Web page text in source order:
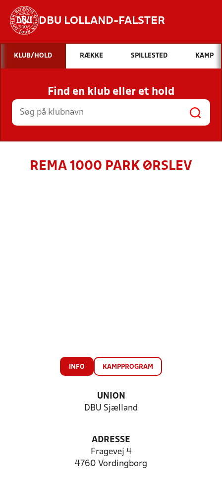
DBU LOLLAND-FALSTER
Hvad vil du søge efter?
INDHOLD OG NYHEDER
STILLINGER, RESULTATER, KLUBBER OG
HOLD
KLUB/HOLD RÆKKE SPILLESTED KAMP
Find en klub eller et hold
REMA 1000 PARK ØRSLEV
INFO KAMPPROGRAM
UNION
DBU Sjælland
ADRESSE
Fragevej 4
4760 Vordingborg